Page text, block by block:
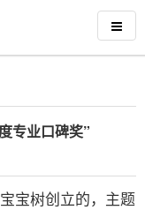
专业口碑奖”
宝树创立的，主题